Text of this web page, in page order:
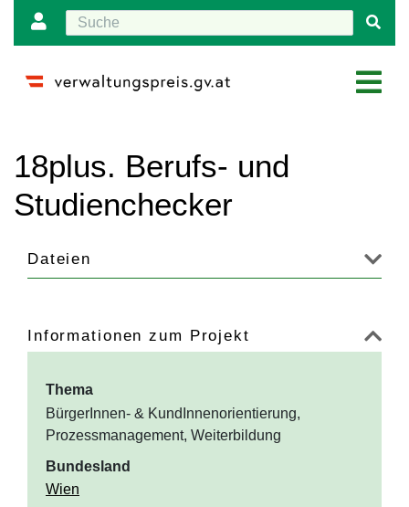
18plus. Berufs- und
Studienchecker
Dateien
Informationen zum Projekt
Thema
BürgerInnen- & KundInnenorientierung,
Prozessmanagement, Weiterbildung
Bundesland
Wien